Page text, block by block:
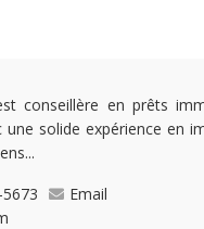
conseillère en prêts
une solide expérience en
Email